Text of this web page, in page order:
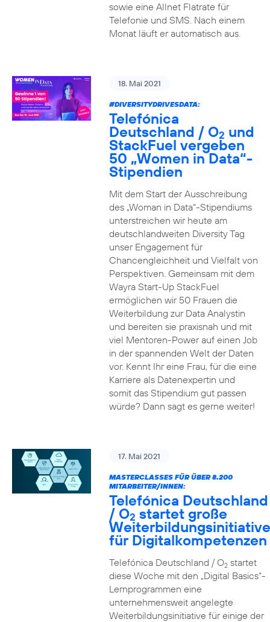
sowie eine Allnet Flatrate für
Telefonie und SMS. Nach einem
Monat läuft er automatisch aus.
18. Mai 2021
#DIVERSITYDRIVESDATA:
Telefónica
Deutschland / O2 und
StackFuel vergeben
50 „Women in Data“-
Stipendien
Mit dem Start der Ausschreibung
des „Woman in Data“-Stipendiums
unterstreichen wir heute am
deutschlandweiten Diversity Tag
unser Engagement für
Chancengleichheit und Vielfalt von
Perspektiven. Gemeinsam mit dem
Wayra Start-Up StackFuel
ermöglichen wir 50 Frauen die
Weiterbildung zur Data Analystin
und bereiten sie praxisnah und mit
viel Mentoren-Power auf einen Job
in der spannenden Welt der Daten
vor. Kennt Ihr eine Frau, für die eine
Karriere als Datenexpertin und
somit das Stipendium gut passen
würde? Dann sagt es gerne weiter!
17. Mai 2021
MASTERCLASSES FÜR ÜBER 8.200
MITARBEITER/INNEN:
Telefónica Deutschland
/ O2 startet große
Weiterbildungsinitiative
für Digitalkompetenzen
Telefónica Deutschland / O2startet
diese Woche mit den „Digital Basics“-
Lernprogrammen eine
unternehmensweit angelegte
Weiterbildungsinitiative für einige der